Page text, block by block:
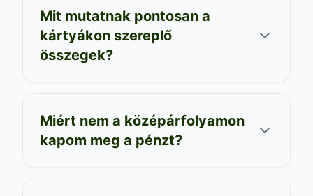
Mit mutatnak pontosan a
kártyákon szereplő
összegek?
Miért nem a középárfolyamon
kapom meg a pénzt?